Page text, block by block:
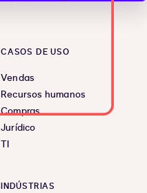
CASOS DE USO
Vendas
Recursos humanos
Compras
Jurídico
TI
INDÚSTRIAS